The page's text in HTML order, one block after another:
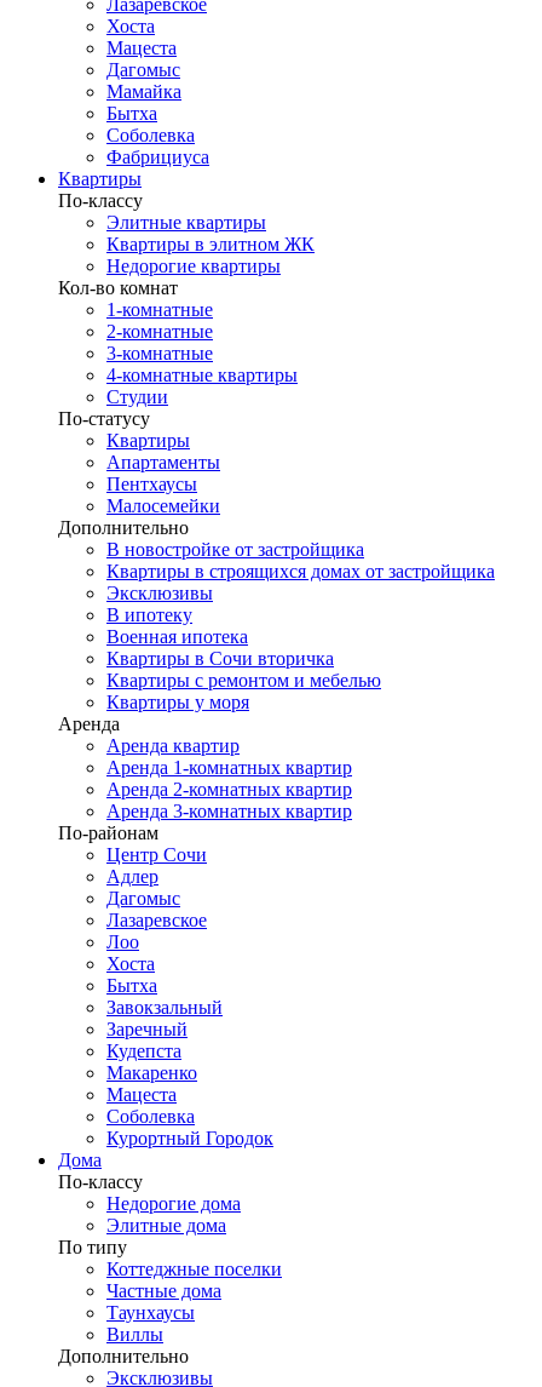
Лазаревское
Хоста
Мацеста
Дагомыс
Мамайка
Бытха
Соболевка
Фабрициуса
Квартиры
По-классу
Элитные квартиры
Квартиры в элитном ЖК
Недорогие квартиры
Кол-во комнат
1-комнатные
2-комнатные
3-комнатные
4-комнатные квартиры
Студии
По-статусу
Квартиры
Апартаменты
Пентхаусы
Малосемейки
Дополнительно
В новостройке от застройщика
Квартиры в строящихся домах от застройщика
Эксклюзивы
В ипотеку
Военная ипотека
Квартиры в Сочи вторичка
Квартиры с ремонтом и мебелью
Квартиры у моря
Аренда
Аренда квартир
Аренда 1-комнатных квартир
Аренда 2-комнатных квартир
Аренда 3-комнатных квартир
По-районам
Центр Сочи
Адлер
Дагомыс
Лазаревское
Лоо
Хоста
Бытха
Завокзальный
Заречный
Кудепста
Макаренко
Мацеста
Соболевка
Курортный Городок
Дома
По-классу
Недорогие дома
Элитные дома
По типу
Коттеджные поселки
Частные дома
Таунхаусы
Виллы
Дополнительно
Эксклюзивы